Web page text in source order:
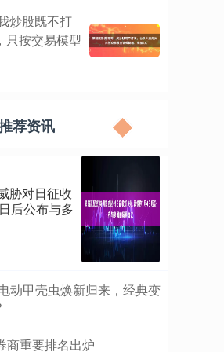
炒股既不打
只按交易模型
荐资讯
胁对日征收
后公布与多
动甲壳虫焕新归来，经典变
商重要排名出炉